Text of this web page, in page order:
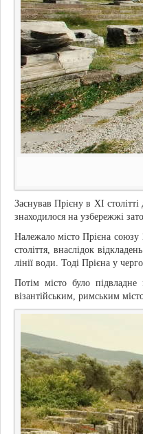
Заснував Прієну в XI
знаходилося на узбережжі
Належало місто Прієна союзу
століття, внаслідок
лінії води. Тоді Прієна у
Потім місто було
візантійським, римським